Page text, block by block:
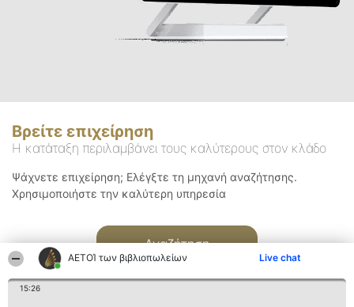
ΑΕΤΟΊ των βιβλιοπωλείων Live chat
15:26
Βρείτε επιχείρηση
Η κατάταξη περιλαμβάνει τους καλύτερους στον κλάδο
Ψάχνετε επιχείρηση; Ελέγξτε τη μηχανή αναζήτησης.
Χρησιμοποιήστε την καλύτερη υπηρεσία
Αναζήτηση